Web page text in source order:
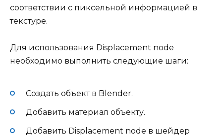
соответствии с пиксельной информацией в
текстуре.
Для использования Displacement node
необходимо выполнить следующие шаги:
Создать объект в Blender.
Добавить материал объекту.
Добавить Displacement node в шейдер